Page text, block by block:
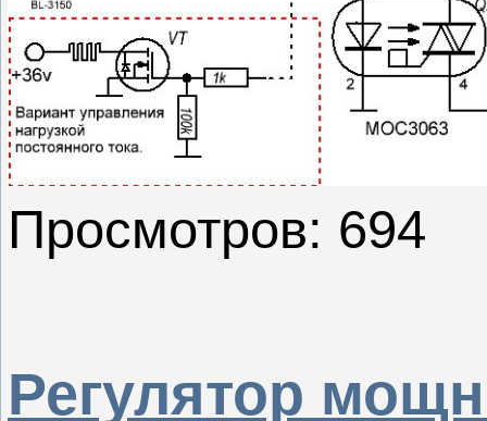
Просмотров: 694
Регулятор